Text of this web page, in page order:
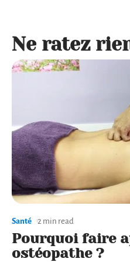
Ne ratez
Santé 2 min read
Pourquoi faire
ostéopathe ?